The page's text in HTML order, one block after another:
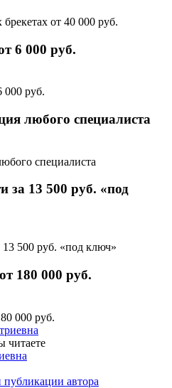
6 000 руб.
любого специалиста
за 13 500 руб. «под
180 000 руб.
читаете
автора